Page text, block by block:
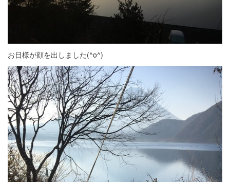
お日様が顔を出しました(^o^)